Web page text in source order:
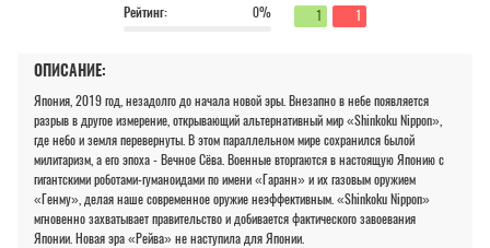
Рейтинг:
0% 1 1
ОПИСАНИЕ:
Япония, 2019 год, незадолго до начала новой эры. Внезапно в небе появляется
разрыв в другое измерение, открывающий альтернативный мир «Shinkoku Nippon»,
где небо и земля перевернуты. В этом параллельном мире сохранился былой
милитаризм, а его эпоха - Вечное Сёва. Военные вторгаются в настоящую Японию с
гигантскими роботами-гуманоидами по имени «Гаранн» и их газовым оружием
«Генму», делая наше современное оружие неэффективным. «Shinkoku Nippon»
мгновенно захватывает правительство и добивается фактического завоевания
Японии. Новая эра «Рейва» не наступила для Японии.